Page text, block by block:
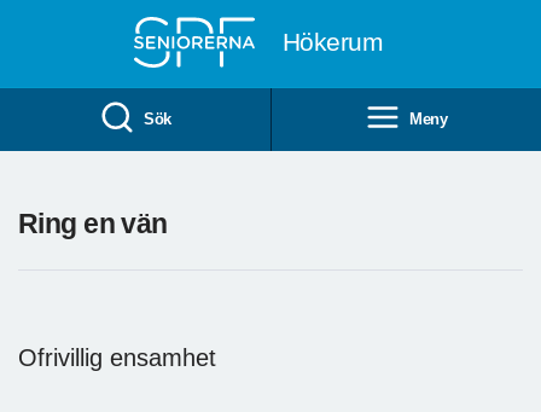
Hökerum
Sök Meny
Ring en vän
Ofrivillig ensamhet